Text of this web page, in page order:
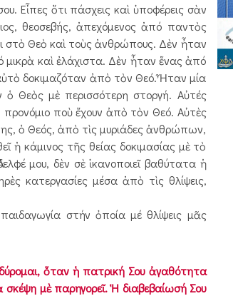
Εἶπες ὅτι πάσχεις καὶ ὑποφέρεις σὰν
θεοσεβής, ἀπεχόμενος ἀπό παντὸς
στὸ Θεὸ καὶ τοὺς ἀνθρώπους. Δὲν ἦταν
καὶ ἐλάχιστα. Δὲν ἦταν ἕνας ἀπό
δοκιμαζόταν ἀπὸ τὸν Θεό. Ἦταν μία
ὁ Θεὸς μὲ περισσότερη στοργή. Αὐτές
προνόμιο ποὺ ἔχουν ἀπὸ τὸν Θεό. Αὐτὲς
ὁ Θεός, ἀπὸ τὶς μυριάδες ἀνθρώπων,
ἡ κάμινος τῆς θείας δοκιμασίας μὲ τὸ
μου, δὲν σὲ ἱκανοποιεῖ βαθύτατα ἡ
κατεργασίες μέσα ἀπὸ τὶς θλίψεις,
στήν ὀποία μέ θλίψεις μᾶς
ὅταν ἡ πατρική Σου ἀγαθότητα
μὲ παρηγορεῖ. Ἡ διαβεβαίωσή Σου